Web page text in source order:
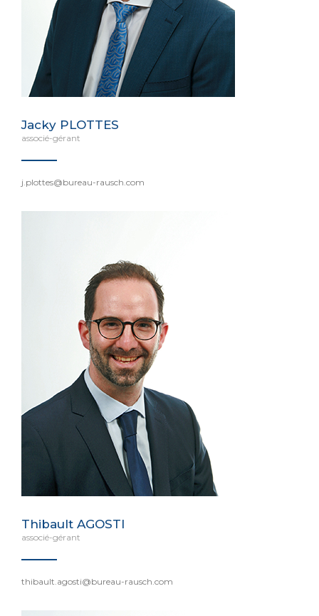
Jacky PLOTTES
associé-gérant
j.plottes@bureau-rausch.com
Thibault AGOSTI
associé-gérant
thibault.agosti@bureau-rausch.com